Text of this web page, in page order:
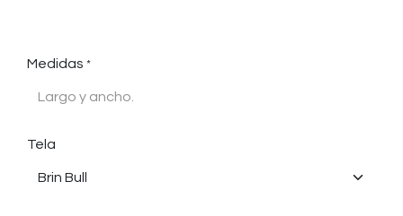
Medidas *
Tela